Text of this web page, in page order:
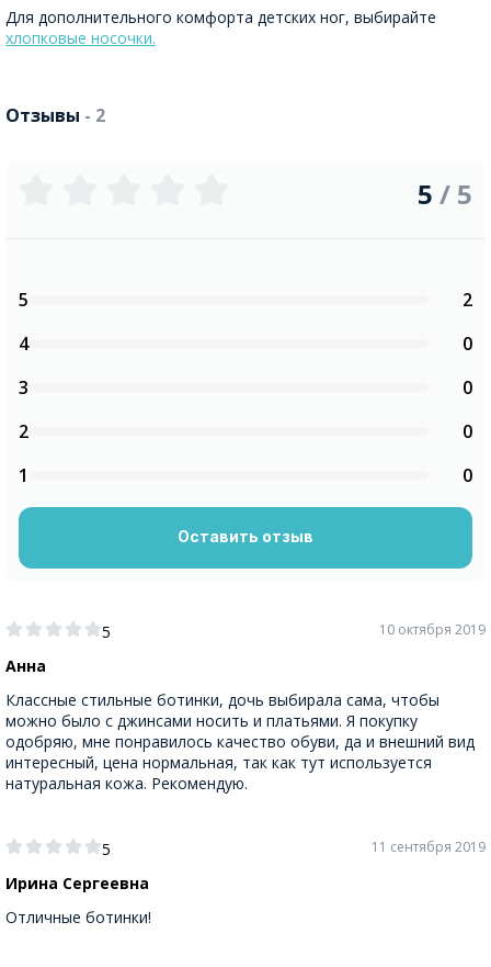
Для дополнительного комфорта детских ног, выбирайте
хлопковые носочки.
Отзывы - 2
5
Анна
10 октября 2019
Классные стильные ботинки, дочь выбирала сама, чтобы
можно было с джинсами носить и платьями. Я покупку
одобряю, мне понравилось качество обуви, да и внешний вид
интересный, цена нормальная, так как тут используется
натуральная кожа. Рекомендую.
5
Ирина Сергеевна
11 сентября 2019
Отличные ботинки!
5 / 5
5
2
4
0
3
0
2
0
1
0
Оставить отзыв